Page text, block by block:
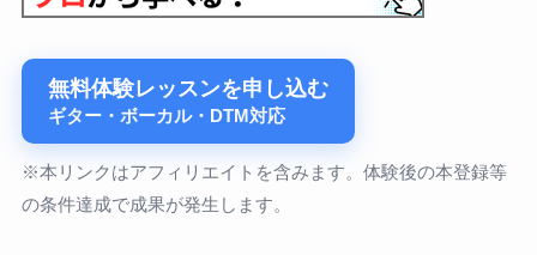
無料体験レッスンを申し込む
ギター・ボーカル・DTM対応
※本リンクはアフィリエイトを含みます。体験後の本登録等
の条件達成で成果が発生します。